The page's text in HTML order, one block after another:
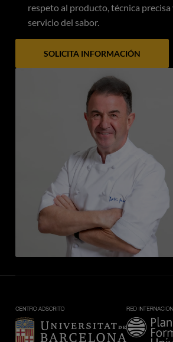
respeto al producto, técnica
servicio del sabor.
SOLICITA INFORMACIÓN
Imagen Imagen